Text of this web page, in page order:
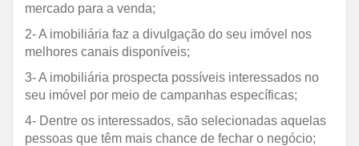
mercado para a venda;
2- A imobiliária faz a divulgação do seu imóvel nos
melhores canais disponíveis;
3- A imobiliária prospecta possíveis interessados no
seu imóvel por meio de campanhas específicas;
4- Dentre os interessados, são selecionadas aquelas
pessoas que têm mais chance de fechar o negócio;